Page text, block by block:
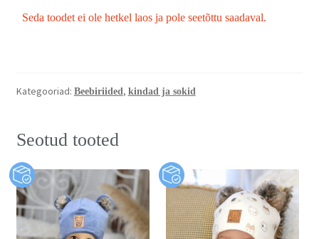
Seda toodet ei ole hetkel laos ja pole seetõttu saadaval.
Kategooriad: Beebiriided, kindad ja sokid
Seotud tooted